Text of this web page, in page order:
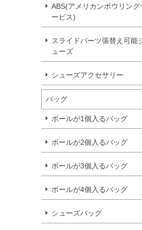
ABS(アメリカンボウリング
ービス)
スライドパーツ張替え可能
ューズ
シューズアクセサリー
バッグ
ボールが1個入るバッグ
ボールが2個入るバッグ
ボールが3個入るバッグ
ボールが4個入るバッグ
シューズバッグ